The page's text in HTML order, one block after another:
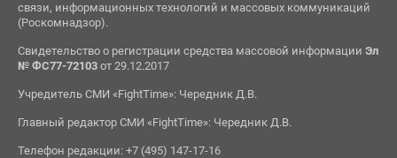
связи, информационных технологий и массовых коммуникаций
(Роскомнадзор).
Свидетельство о регистрации средства массовой информации Эл
№ ФС77-72103от 29.12.2017
Учредитель СМИ «FightTime»: Чередник Д.В.
Главный редактор СМИ «FightTime»: Чередник Д.В.
Телефон редакции: +7 (495) 147-17-16